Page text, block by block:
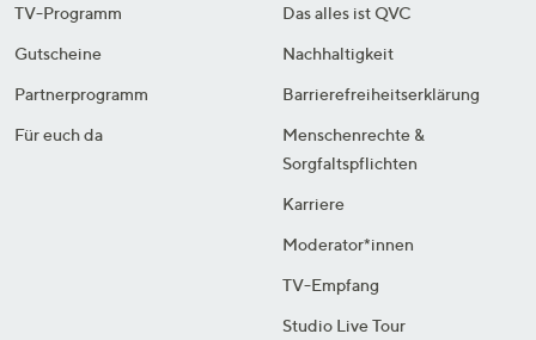
TV-Programm
Gutscheine
Partnerprogramm
Für euch da
Das alles ist QVC
Nachhaltigkeit
Barrierefreiheitserklärung
Menschenrechte &
Sorgfaltspflichten
Karriere
Moderator*innen
TV-Empfang
Studio Live Tour